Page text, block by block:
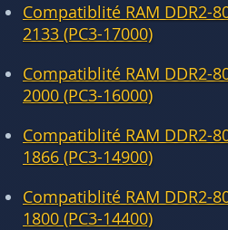
Compatiblité RAM DDR2-
2133 (PC3-17000)
Compatiblité RAM DDR2-
2000 (PC3-16000)
Compatiblité RAM DDR2-
1866 (PC3-14900)
Compatiblité RAM DDR2-
1800 (PC3-14400)